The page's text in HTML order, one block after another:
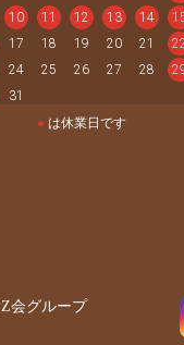
10 11 12 13 14
17 18 19 20 21
22
24 25 26 27 28
31
● は休業日です
Z会グループ